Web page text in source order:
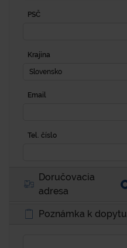
PSČ
Krajina
Slovensko
Email
Tel. číslo
Doručovacia
adresa
Poznámka k dopytu